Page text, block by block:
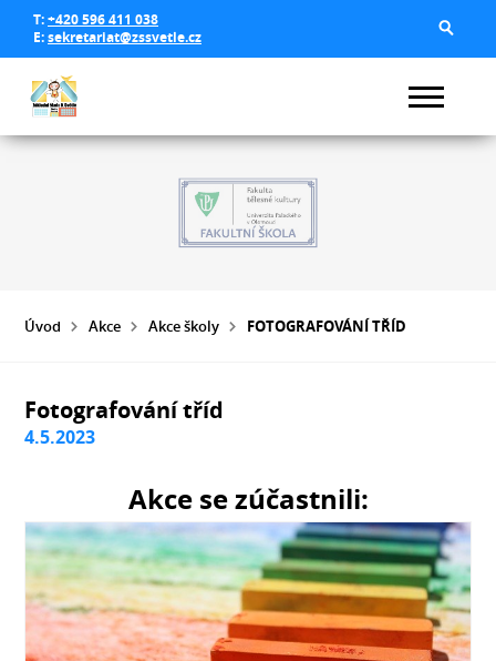
T:+420 596 411 038
E:sekretariat@zssvetle.cz
Úvod Akce Akce školy FOTOGRAFOVÁNÍ TŘÍD
Fotografování tříd
4.5.2023
Akce se zúčastnili: